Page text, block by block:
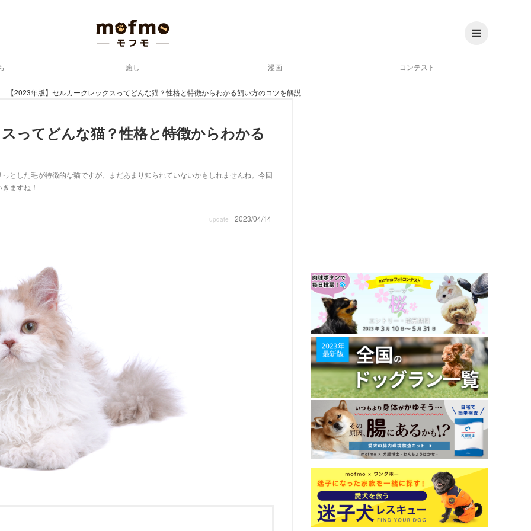
癒し 漫画 コンテスト
【2023年版】セルカークレックスってどんな猫？性格と特徴からわかる飼い方のコツを解説
ってどんな猫？性格と特徴からわかる
とした毛が特徴的な猫ですが、まだあまり知られていないかもしれませんね。今回
ますね！
update 2023/04/14